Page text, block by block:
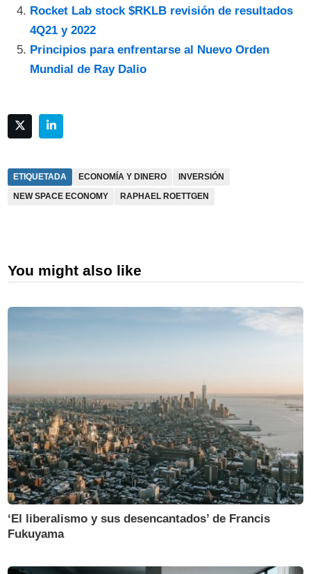
Rocket Lab stock $RKLB revisión de resultados
4Q21 y 2022
Principios para enfrentarse al Nuevo Orden
Mundial de Ray Dalio
ETIQUETADA ECONOMÍA Y DINERO
INVERSIÓN
NEW SPACE ECONOMY
RAPHAEL ROETTGEN
You might also like
‘El liberalismo y sus desencantados’ de Francis
Fukuyama